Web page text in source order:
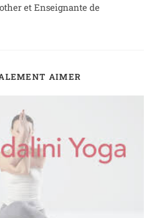
et Enseignante de
AIMER